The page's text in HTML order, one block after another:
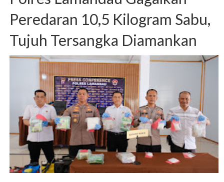
Peredaran 10,5 Kilogram Sabu,
Tujuh Tersangka Diamankan